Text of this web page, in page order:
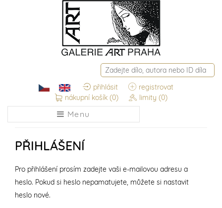
přihlásit
registrovat
nákupní košík (0) limity (0)
Menu
PŘIHLÁŠENÍ
Pro přihlášení prosím zadejte vaši e-mailovou adresu a
heslo. Pokud si heslo nepamatujete, můžete si nastavit
heslo nové.